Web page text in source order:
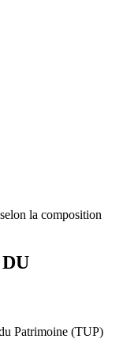
la composition
Patrimoine (TUP)